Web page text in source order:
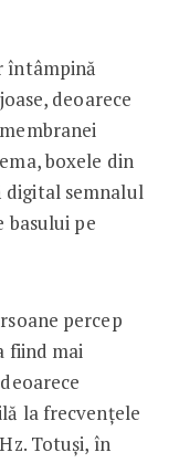
întâmpină
deoarece
boxele din
digital semnalul
basului pe
percep
fiind mai
la frecvențele
Totuși, în